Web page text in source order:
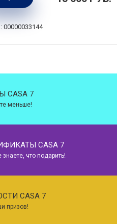
00000033144
CASA 7
меньше!
CASA 7
что подарить!
CASA 7
призов!